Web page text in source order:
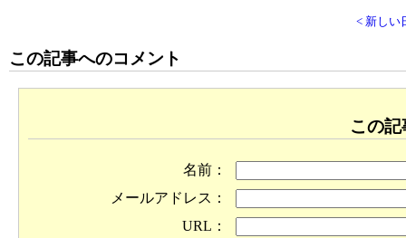
< 新しい
この記事へのコメント
この
名前：
メールアドレス：
URL：